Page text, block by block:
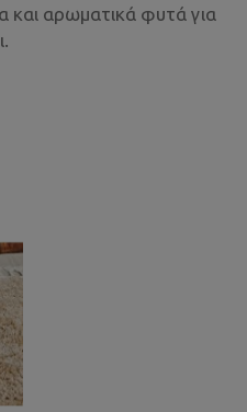
και αρωματικά φυτά για